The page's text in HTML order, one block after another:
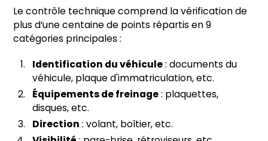
Le contrôle technique comprend la vérification de
plus d’une centaine de points répartis en 9
catégories principales :
Identification du véhicule: documents du
véhicule, plaque d'immatriculation, etc.
Équipements de freinage: plaquettes,
disques, etc.
Direction : volant, boîtier, etc.